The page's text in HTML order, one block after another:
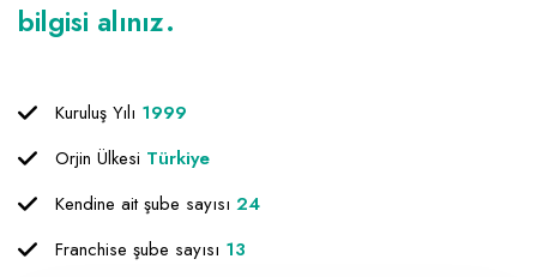
bilgisi alınız.
Kuruluş Yılı 1999
Orjin Ülkesi Türkiye
Kendine ait şube sayısı 24
Franchise şube sayısı 13